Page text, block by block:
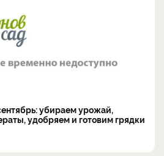
убираем урожай,
удобряем и готовим грядки